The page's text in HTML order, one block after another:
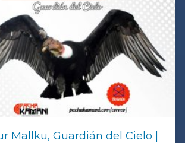
Mallku, Guardián del Cielo |